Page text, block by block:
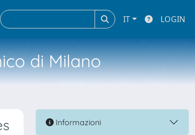
IT LOGIN
di Milano
Informazioni